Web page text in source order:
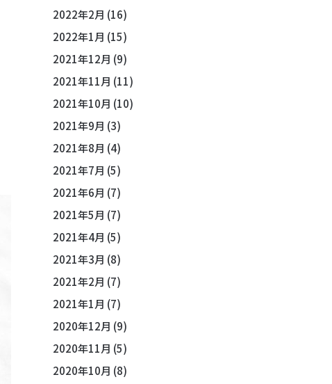
2022年2月 (16)
2022年1月 (15)
2021年12月 (9)
2021年11月 (11)
2021年10月 (10)
2021年9月 (3)
2021年8月 (4)
2021年7月 (5)
2021年6月 (7)
2021年5月 (7)
2021年4月 (5)
2021年3月 (8)
2021年2月 (7)
2021年1月 (7)
2020年12月 (9)
2020年11月 (5)
2020年10月 (8)